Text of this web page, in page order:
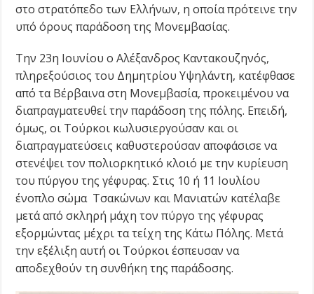
στο στρατόπεδο των Ελλήνων, η οποία πρότεινε την
υπό όρους παράδοση της Μονεμβασίας.
Την 23η Ιουνίου ο Αλέξανδρος Καντακουζηνός,
πληρεξούσιος του Δημητρίου Υψηλάντη, κατέφθασε
από τα Βέρβαινα στη Μονεμβασία, προκειμένου να
διαπραγματευθεί την παράδοση της πόλης. Επειδή,
όμως, οι Τούρκοι κωλυσιεργούσαν και οι
διαπραγματεύσεις καθυστερούσαν αποφάσισε να
στενέψει τον πολιορκητικό κλοιό με την κυρίευση
του πύργου της γέφυρας. Στις 10 ή 11 Ιουλίου
ένοπλο σώμα Τσακώνων και Μανιατών κατέλαβε
μετά από σκληρή μάχη τον πύργο της γέφυρας
εξορμώντας μέχρι τα τείχη της Κάτω Πόλης. Μετά
την εξέλιξη αυτή οι Τούρκοι έσπευσαν να
αποδεχθούν τη συνθήκη της παράδοσης.